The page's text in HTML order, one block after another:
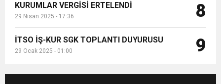
KURUMLAR VERGİSİ ERTELENDİ
29 Nisan 2025 - 17:36 8
İTSO İŞ-KUR SGK TOPLANTI DUYURUSU
29 Ocak 2025 - 01:00 9